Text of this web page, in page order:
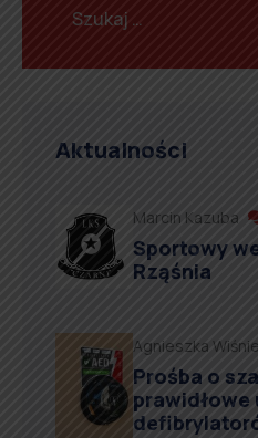
Aktualności
Marcin Kazuba
Sportowy
Rząśnia
Agnieszka
Prośba o
prawidłowe